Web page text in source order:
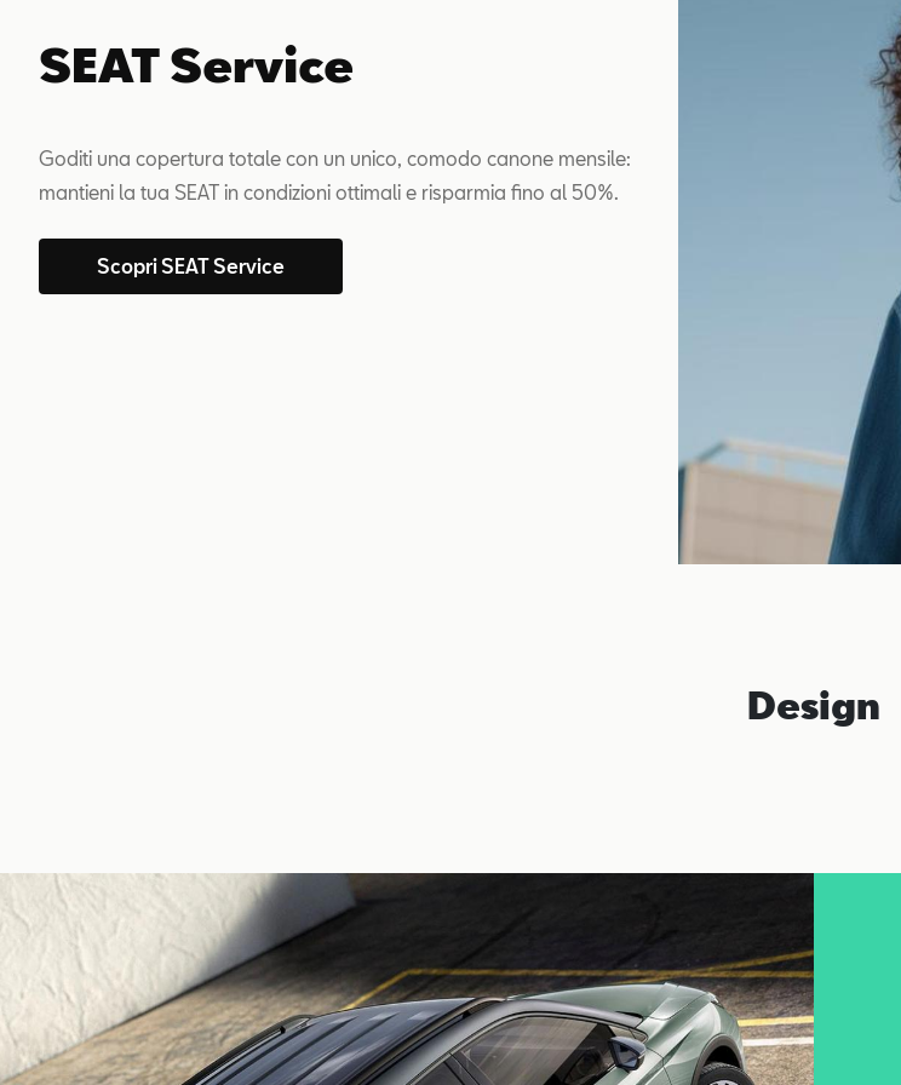
SEAT Service
Goditi una copertura totale con un unico, comodo canone mensile:
mantieni la tua SEAT in condizioni ottimali e risparmia fino al 50%.
Scopri SEAT Service
Design